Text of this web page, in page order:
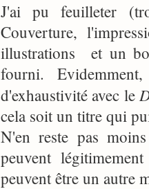
J'ai pu feuilleter
Couverture,
illustrations et un
fourni.
d'exhaustivité avec le
cela soit un titre qui
N'en reste pas
peuvent
peuvent être un autre